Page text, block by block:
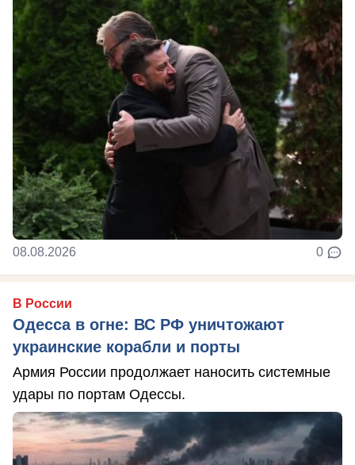
08.08.2026 0
В России
Одесса в огне: ВС РФ уничтожают
украинские корабли и порты
Армия России продолжает наносить системные
удары по портам Одессы.